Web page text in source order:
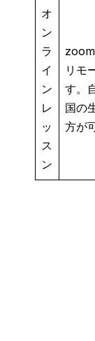
オ
ン
ラ
イ
ン
レ
ッ
ス
ン
リモ
す。
国の
方が